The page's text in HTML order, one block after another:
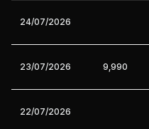
24/07/2026
23/07/2026 9,990
22/07/2026